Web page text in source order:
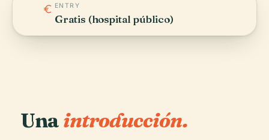
ENTRY
Gratis (hospital público)
Unaintroducción.